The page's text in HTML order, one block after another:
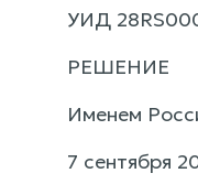
УИД
РЕШЕНИЕ
Именем
7 сентября